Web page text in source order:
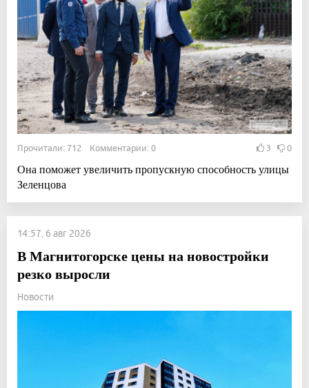
Прочитали: 712 Комментарии: 0 3 0
Она поможет увеличить пропускную способность улицы
Зеленцова
14:57, 6 авг 2026
В Магнитогорске цены на новостройки
резко выросли
Новости